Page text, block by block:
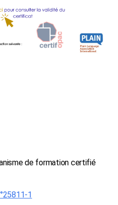
de formation certifié
1